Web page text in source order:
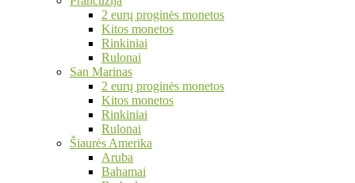
2 eurų proginės monetos
Kitos monetos
Rinkiniai
Rulonai
San Marinas
2 eurų proginės monetos
Kitos monetos
Rinkiniai
Rulonai
Šiaurės Amerika
Aruba
Bahamai